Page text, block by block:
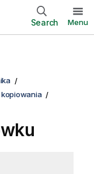
Search Menu